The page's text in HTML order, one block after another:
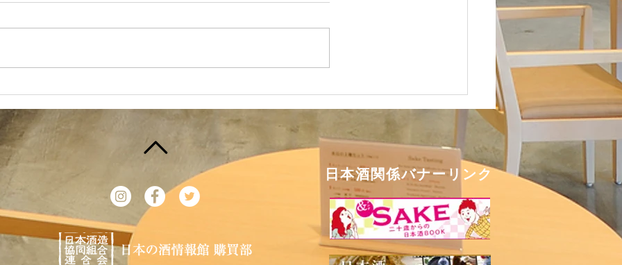
て、来週の１０月１６日(水)です
時～１２時までの間、休館させて
リスト」機能追加のお知らせ
​日本酒関係バナーリンク